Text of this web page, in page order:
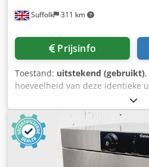
Suffolk 311 km
Prijsinfo
Toestand: uitstekend (gebruikt)
hoeveelheid van deze identieke
hospitalityruimtes van Wembley
Adpjck